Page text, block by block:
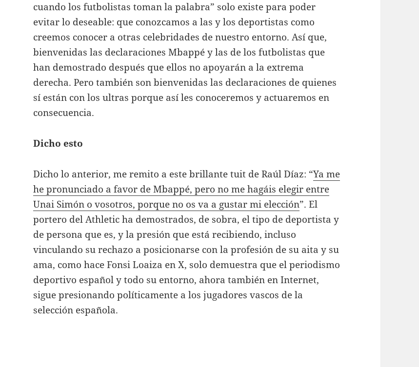
cuando los futbolistas toman la palabra” solo existe para poder
evitar lo deseable: que conozcamos a las y los deportistas como
creemos conocer a otras celebridades de nuestro entorno. Así que,
bienvenidas las declaraciones Mbappé y las de los futbolistas que
han demostrado después que ellos no apoyarán a la extrema
derecha. Pero también son bienvenidas las declaraciones de quienes
sí están con los ultras porque así les conoceremos y actuaremos en
consecuencia.
Dicho esto
Dicho lo anterior, me remito a este brillante tuit de Raúl Díaz: “Ya me
he pronunciado a favor de Mbappé, pero no me hagáis elegir entre
Unai Simón o vosotros, porque no os va a gustar mi elección”. El
portero del Athletic ha demostrados, de sobra, el tipo de deportista y
de persona que es, y la presión que está recibiendo, incluso
vinculando su rechazo a posicionarse con la profesión de su aita y su
ama, como hace Fonsi Loaiza en X, solo demuestra que el periodismo
deportivo español y todo su entorno, ahora también en Internet,
sigue presionando políticamente a los jugadores vascos de la
selección española.